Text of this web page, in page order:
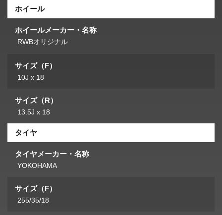
ホイール
ホイールメーカー・名称
RWBオリジナル
サイズ（F）
10J x 18
サイズ（R）
13.5J x 18
タイヤ
タイヤメーカー・名称
YOKOHAMA
サイズ（F）
255/35/18